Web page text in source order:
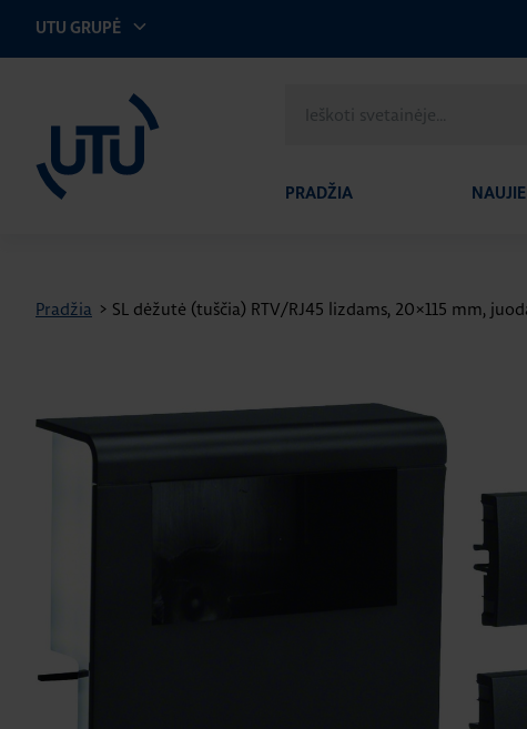
UTU GRUPĖ
svetainėje
PRADŽIA
Pradžia > SL dėžutė (tuščia) RTV/RJ45 lizdams, 20×115 mm,